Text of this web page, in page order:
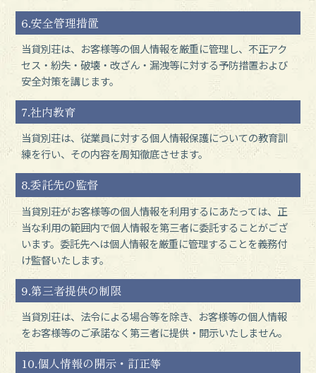
6.安全管理措置
当貸別荘は、お客様等の個人情報を厳重に管理し、不正アク
セス・紛失・破壊・改ざん・漏洩等に対する予防措置および
安全対策を講じます。
7.社内教育
当貸別荘は、従業員に対する個人情報保護についての教育訓
練を行い、その内容を周知徹底させます。
8.委託先の監督
当貸別荘がお客様等の個人情報を利用するにあたっては、正
当な利用の範囲内で個人情報を第三者に委託することがござ
います。委託先へは個人情報を厳重に管理することを義務付
け監督いたします。
9.第三者提供の制限
当貸別荘は、法令による場合等を除き、お客様等の個人情報
をお客様等のご承諾なく第三者に提供・開示いたしません。
10.個人情報の開示・訂正等